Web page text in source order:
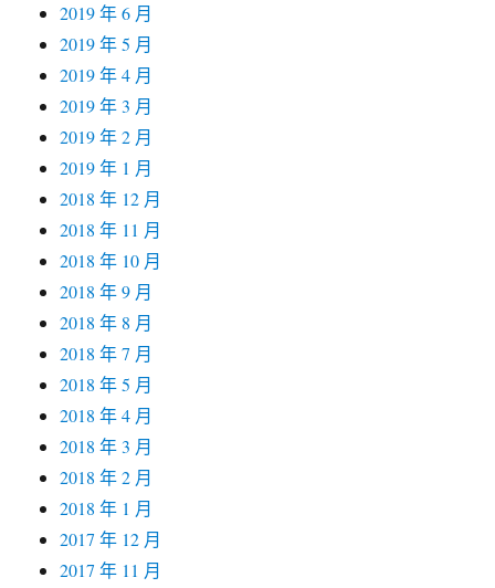
2019 年 6 月
2019 年 5 月
2019 年 4 月
2019 年 3 月
2019 年 2 月
2019 年 1 月
2018 年 12 月
2018 年 11 月
2018 年 10 月
2018 年 9 月
2018 年 8 月
2018 年 7 月
2018 年 5 月
2018 年 4 月
2018 年 3 月
2018 年 2 月
2018 年 1 月
2017 年 12 月
2017 年 11 月